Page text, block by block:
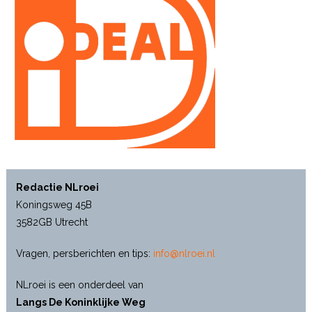
Redactie NLroei
Koningsweg 45B
3582GB Utrecht
Vragen, persberichten en tips: info@nlroei.nl
NLroei is een onderdeel van
Langs De Koninklijke Weg